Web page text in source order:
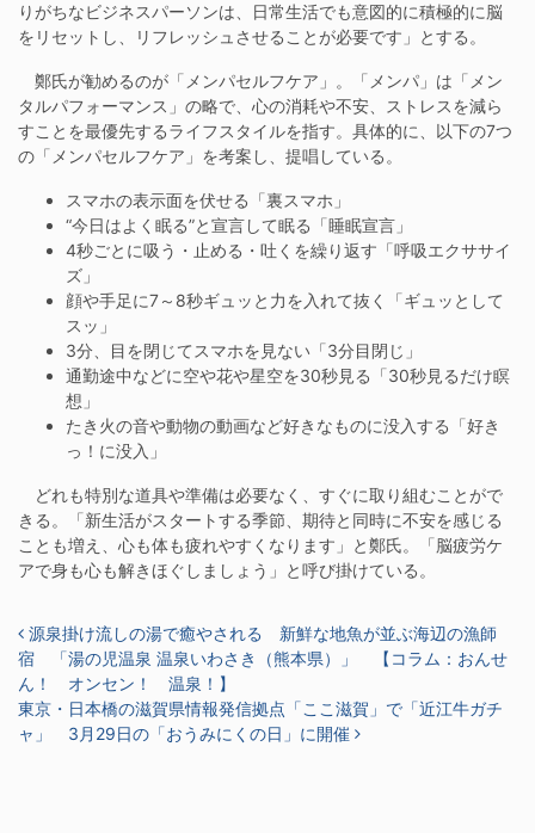
りがちなビジネスパーソンは、日常生活でも意図的に積極的に脳
をリセットし、リフレッシュさせることが必要です」とする。
鄭氏が勧めるのが「メンパセルフケア」。「メンパ」は「メン
タルパフォーマンス」の略で、心の消耗や不安、ストレスを減ら
すことを最優先するライフスタイルを指す。具体的に、以下の7つ
の「メンパセルフケア」を考案し、提唱している。
スマホの表示面を伏せる「裏スマホ」
“今日はよく眠る”と宣言して眠る「睡眠宣言」
4秒ごとに吸う・止める・吐くを繰り返す「呼吸エクササイ
ズ」
顔や手足に7～8秒ギュッと力を入れて抜く「ギュッとして
スッ」
3分、目を閉じてスマホを見ない「3分目閉じ」
通勤途中などに空や花や星空を30秒見る「30秒見るだけ瞑
想」
たき火の音や動物の動画など好きなものに没入する「好き
っ！に没入」
どれも特別な道具や準備は必要なく、すぐに取り組むことがで
きる。「新生活がスタートする季節、期待と同時に不安を感じる
ことも増え、心も体も疲れやすくなります」と鄭氏。「脳疲労ケ
アで身も心も解きほぐしましょう」と呼び掛けている。
投稿ナビゲーション
源泉掛け流しの湯で癒やされる 新鮮な地魚が並ぶ海辺の漁師
宿 「湯の児温泉 温泉いわさき（熊本県）」 【コラム：おんせ
ん！ オンセン！ 温泉！】
東京・日本橋の滋賀県情報発信拠点「ここ滋賀」で「近江牛ガチ
ャ」 3月29日の「おうみにくの日」に開催